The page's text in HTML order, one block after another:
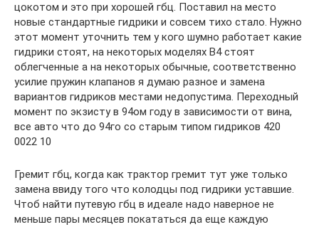
цокотом и это при хорошей гбц. Поставил на место
новые стандартные гидрики и совсем тихо стало. Нужно
этот момент уточнить тем у кого шумно работает какие
гидрики стоят, на некоторых моделях В4 стоят
облегченные а на некоторых обычные, соответственно
усилие пружин клапанов я думаю разное и замена
вариантов гидриков местами недопустима. Переходный
момент по экзисту в 94ом году в зависимости от вина,
все авто что до 94го со старым типом гидриков 420
0022 10
Гремит гбц, когда как трактор гремит тут уже только
замена ввиду того что колодцы под гидрики уставшие.
Чтоб найти путевую гбц в идеале надо наверное не
меньше пары месяцев покататься да еще каждую